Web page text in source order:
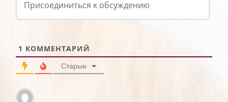
1 КОММЕНТАРИЙ
Старые